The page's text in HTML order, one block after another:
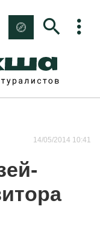
14/05/2014 10:41